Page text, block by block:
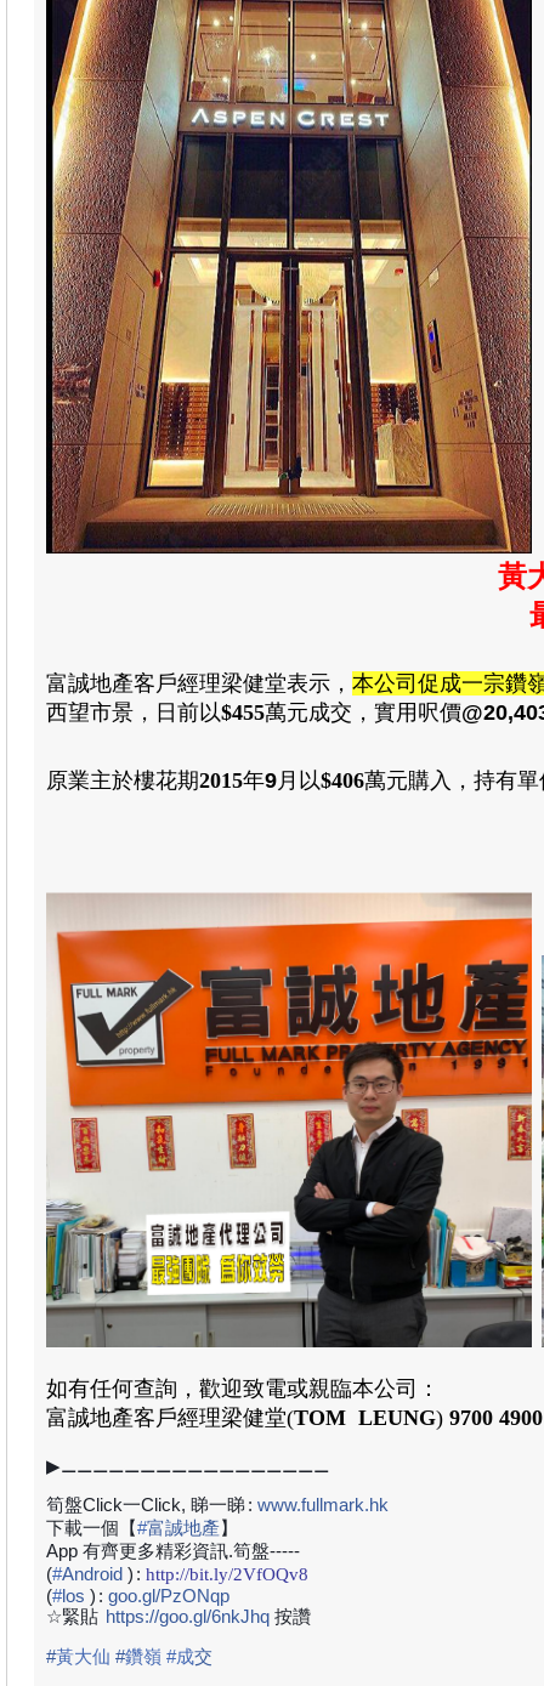
黃
富誠地產客戶經理梁健堂表示 ， 本公司促成一宗鑽
西望市景 ，日前以$455萬元成交 ， 實用呎價
原業主於樓花期2015年9月以$406萬元購入 ， 持有單
如有任何查詢，歡迎致電或親臨本公司：
富誠地產客戶經理梁健堂(TOM LEUNG) 9700 4900
▶⚊⚊⚊⚊⚊⚊⚊⚊⚊⚊⚊⚊⚊⚊⚊⚊⚊
筍盤Click一Click, 睇一睇: www.fullmark.hk
下載一個【#富誠地產】
App 有齊更多精彩資訊.筍盤-----
(#Android ) : http://bit.ly/2VfOQv8
(#los ) : goo.gl/PzONqp
☆緊貼 https://goo.gl/6nkJhq 按讚
#黃大仙 #鑽嶺 #成交